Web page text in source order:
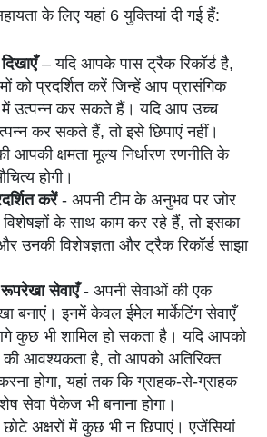
के लिए यहां 6 युक्तियां दी गई हैं:
– यदि आपके पास ट्रैक रिकॉर्ड है,
को प्रदर्शित करें जिन्हें आप प्रासंगिक
में उत्पन्न कर सकते हैं। यदि आप उच्च
कर सकते हैं, तो इसे छिपाएं नहीं।
आपकी क्षमता मूल्य निर्धारण रणनीति के
होगी।
करें- अपनी टीम के अनुभव पर जोर
के साथ काम कर रहे हैं, तो इसका
उनकी विशेषज्ञता और ट्रैक रिकॉर्ड साझा
सेवाएँ- अपनी सेवाओं की एक
बनाएं। इनमें केवल ईमेल मार्केटिंग सेवाएँ
भी शामिल हो सकता है। यदि आपको
आवश्यकता है, तो आपको अतिरिक्त
होगा, यहां तक कि ग्राहक-से-ग्राहक
सेवा पैकेज भी बनाना होगा।
अक्षरों में कुछ भी न छिपाएं। एजेंसियां